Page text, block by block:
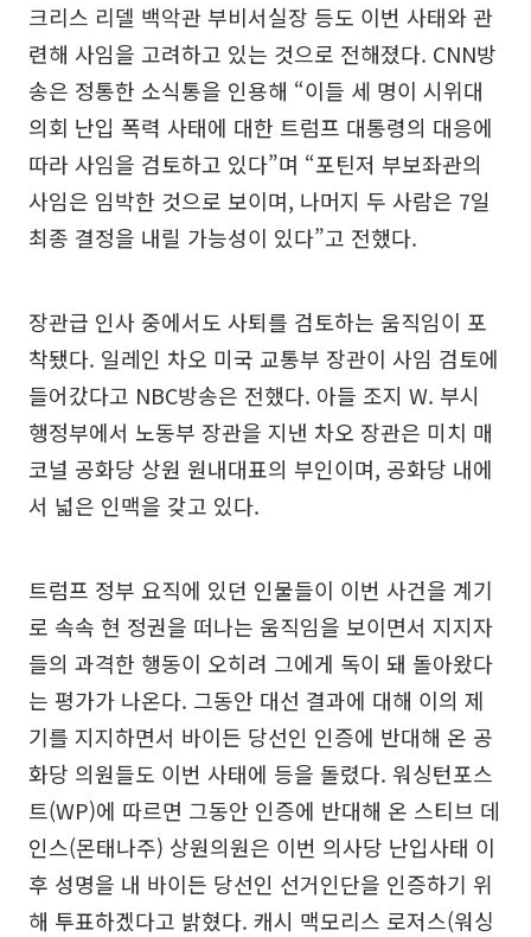
크리스 리델 백악관 부비서실장 등도 이번 사태와 관
련해 사임을 고려하고 있는 것으로 전해졌다. CNN방
송은 정통한 소식통을 인용해 “이들 세 명이 시위대
의회 난입 폭력 사태에 대한 트럼프 대통령의 대응에
따라 사임을 검토하고 있다”며 “포틴저 부보좌관의
사임은 임박한 것으로 보이며, 나머지 두 사람은 7일
최종 결정을 내릴 가능성이 있다”고 전했다.
장관급 인사 중에서도 사퇴를 검토하는 움직임이 포
착됐다. 일레인 차오 미국 교통부 장관이 사임 검토에
들어갔다고 NBC방송은 전했다. 아들 조지 W. 부시
행정부에서 노동부 장관을 지낸 차오 장관은 미치 매
코널 공화당 상원 원내대표의 부인이며, 공화당 내에
서 넓은 인맥을 갖고 있다.
트럼프 정부 요직에 있던 인물들이 이번 사건을 계기
로 속속 현 정권을 떠나는 움직임을 보이면서 지지자
들의 과격한 행동이 오히려 그에게 독이 돼 돌아왔다
는 평가가 나온다. 그동안 대선 결과에 대해 이의 제
기를 지지하면서 바이든 당선인 인증에 반대해 온 공
화당 의원들도 이번 사태에 등을 돌렸다. 워싱턴포스
트(WP)에 따르면 그동안 인증에 반대해 온 스티브 데
인스(몬태나주) 상원의원은 이번 의사당 난입사태 이
후 성명을 내 바이든 당선인 선거인단을 인증하기 위
해 투표하겠다고 밝혔다. 캐시 맥모리스 로저스(워싱